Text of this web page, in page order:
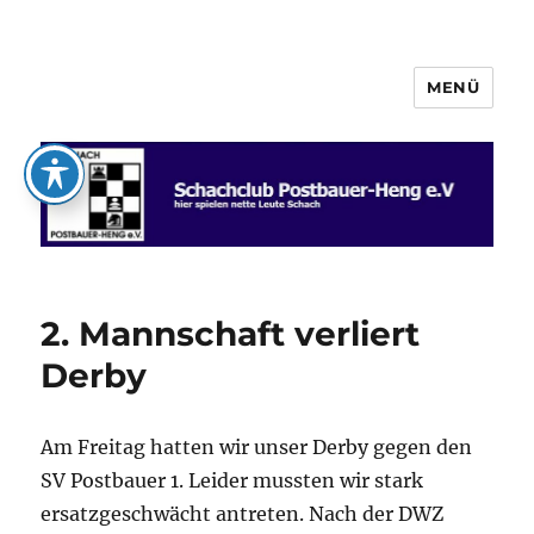
Schachclub Postbauer-Heng e.V.
MENÜ
2. Mannschaft verliert
Derby
Am Freitag hatten wir unser Derby gegen den
SV Postbauer 1. Leider mussten wir stark
ersatzgeschwächt antreten. Nach der DWZ